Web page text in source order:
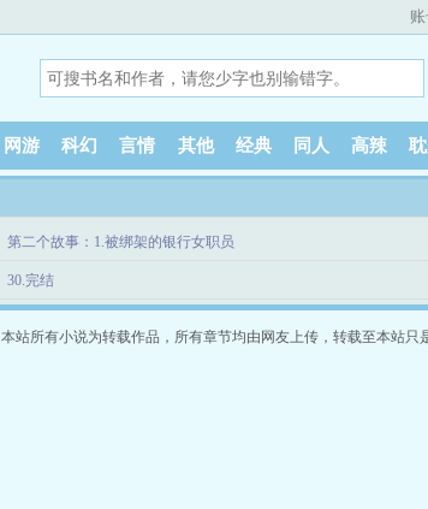
账
网游 科幻 言情 其他 经典 同人 高辣
第二个故事：1.被绑架的银行女职员
30.完结
本站所有小说为转载作品，所有章节均由网友上传，转载至本站只